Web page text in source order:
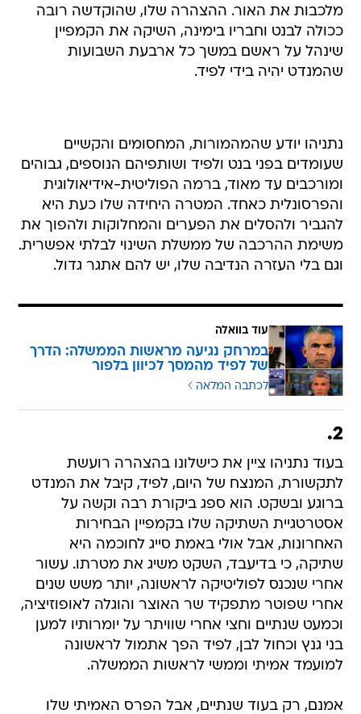
מלכבות את האור. ההצהרה שלו, שהוקדשה רובה
ככולה לבנט וחבריו בימינה, השיקה את הקמפיין
שינהל על ראשם במשך כל ארבעת השבועות
שהמנדט יהיה בידי לפיד.
נתניהו יודע שהמהמורות, המחסומים והקשיים
שעומדים בפני בנט ולפיד ושותפיהם הנוספים, גבוהים
ומורכבים עד מאוד, ברמה הפוליטית-אידיאולוגית
והפרסונלית כאחד. המטרה היחידה שלו כעת היא
להגביר ולהסלים את הפערים והמחלוקות ולהפוך את
משימת ההרכבה של ממשלת השינוי לבלתי אפשרית.
וגם בלי העזרה הנדיבה שלו, יש להם אתגר גדול.
עוד בוואלה
במרחק נגיעה מראשות הממשלה: הדרך
של לפיד מהמסך לכיוון בלפור
לכתבה המלאה
2.
בעוד נתניהו ציין את כישלונו בהצהרה רועשת
לתקשורת, המנצח של היום, לפיד, קיבל את המנדט
ברוגע ובשקט. הוא ספג ביקורת רבה וקשה על
אסטרטגיית השתיקה שלו בקמפיין הבחירות
האחרונות, אבל אולי באמת סייג לחוכמה היא
שתיקה, כי בדיעבד, השקט משיג את מטרתו. עשור
אחרי שנכנס לפוליטיקה לראשונה, יותר משש שנים
אחרי שפוטר מתפקיד שר האוצר והוגלה לאופוזיציה,
וכמעט שנתיים וחצי אחרי שוויתר על יומרותיו למען
בני גנץ וכחול לבן, לפיד הפך אתמול לראשונה
למועמד אמיתי וממשי לראשות הממשלה.
אמנם, רק בעוד שנתיים, אבל הפרס האמיתי שלו